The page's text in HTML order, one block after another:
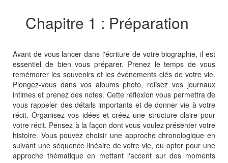
Chapitre 1 : Préparation
Avant de vous lancer dans l'écriture de votre biographie, il est
essentiel de bien vous préparer. Prenez le temps de vous
remémorer les souvenirs et les événements clés de votre vie.
Plongez-vous dans vos albums photo, relisez vos journaux
intimes et prenez des notes. Cette réflexion vous permettra de
vous rappeler des détails importants et de donner vie à votre
récit. Organisez vos idées et créez une structure claire pour
votre récit. Pensez à la façon dont vous voulez présenter votre
histoire. Vous pouvez choisir une approche chronologique en
suivant une séquence linéaire de votre vie, ou opter pour une
approche thématique en mettant l'accent sur des moments